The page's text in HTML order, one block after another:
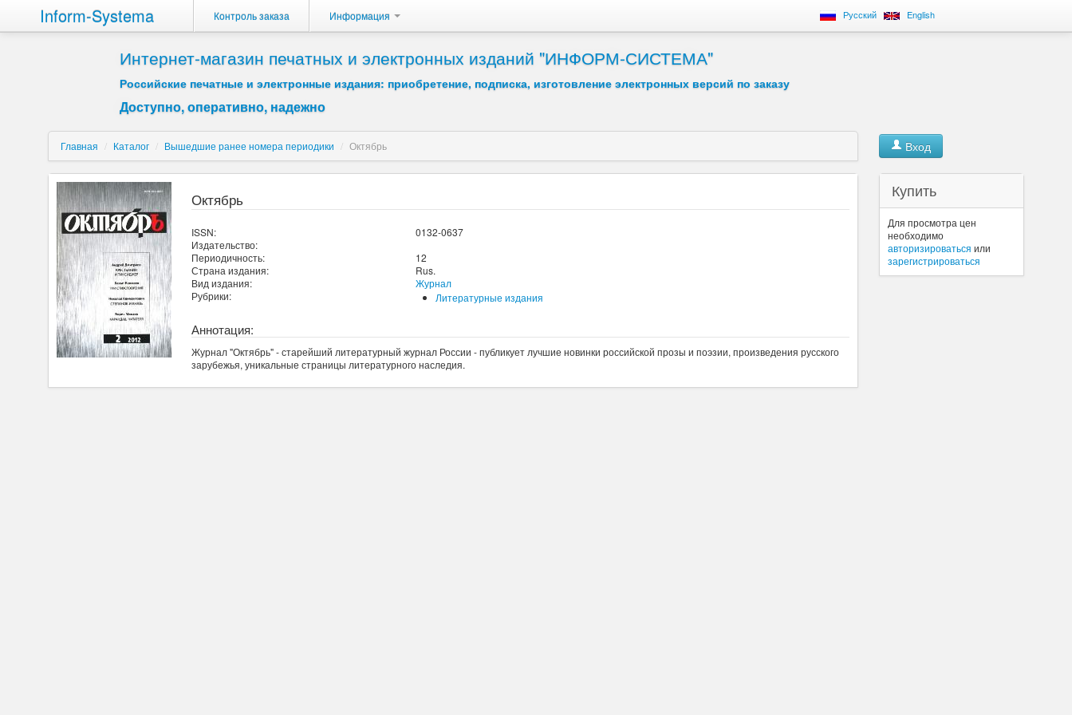
Inform-Systema Контроль заказа Информация Русский English
Интернет-магазин печатных и электронных изданий "ИНФОРМ-СИСТЕМА"
Российские печатные и электронные издания: приобретение, подписка, изготовление электронных версий по заказу
Доступно, оперативно, надежно
Главная / Каталог / Вышедшие ранее номера периодики / Октябрь Вход
Октябрь
ISSN:
Издательство:
Периодичность:
Страна издания:
Вид издания:
Рубрики:
0132-0637
12
Rus.
Журнал
Литературные издания
Аннотация:
Журнал "Октябрь" - старейший литературный журнал России - публикует лучшие новинки российской прозы и поэзии, произведения русского
зарубежья, уникальные страницы литературного наследия.
Купить
Для просмотра цен
необходимо
авторизироваться или
зарегистрироваться